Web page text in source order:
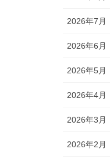
2026年7月
2026年6月
2026年5月
2026年4月
2026年3月
2026年2月